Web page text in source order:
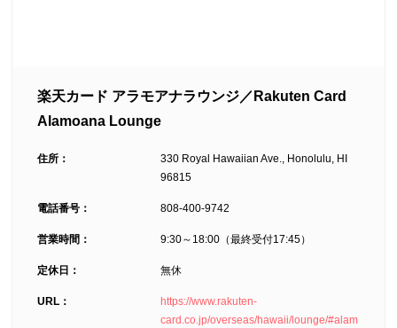
楽天カード アラモアナラウンジ／Rakuten Card
Alamoana Lounge
住所：
330 Royal Hawaiian Ave., Honolulu, HI
96815
電話番号： 808-400-9742
営業時間： 9:30～18:00（最終受付17:45）
定休日： 無休
URL：
https://www.rakuten-
card.co.jp/overseas/hawaii/lounge/#alam